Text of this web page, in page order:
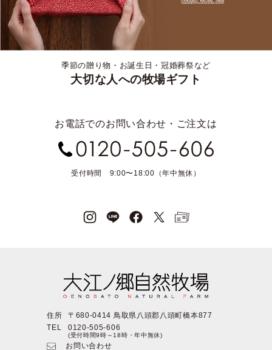
季節の贈り物・お誕生日・冠婚葬祭など
大切な人への牧場ギフト
お電話でのお問い合わせ・ご注文は
受付時間 9:00〜18:00（年中無休）
住所
〒680-0414 鳥取県八頭郡八頭町橋本877
TEL
0120-505-606
(受付時間9時～18時・年中無休)
お問い合わせ